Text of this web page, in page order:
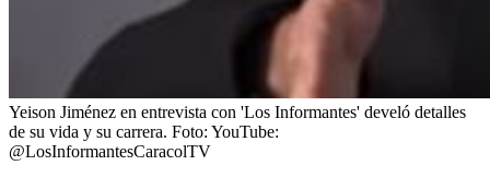
Yeison Jiménez en entrevista con 'Los Informantes' develó detalles
de su vida y su carrera. Foto: YouTube:
@LosInformantesCaracolTV